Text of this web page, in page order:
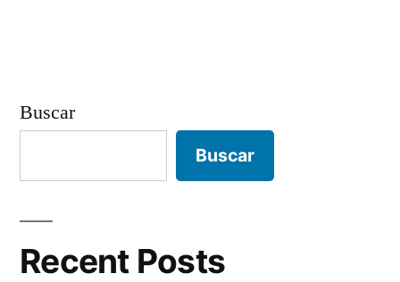
Buscar
Buscar
Recent Posts